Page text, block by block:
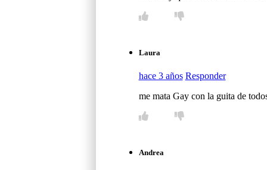
Laura
hace 3 años Responder
me mata Gay con la guita de
Andrea